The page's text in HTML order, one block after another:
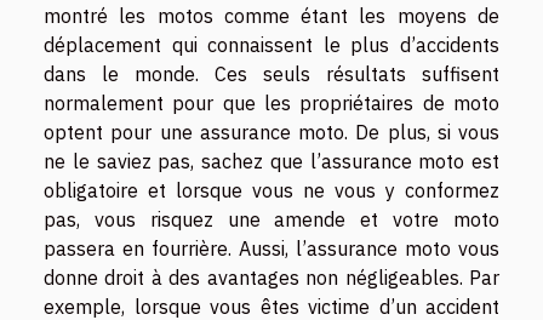
montré les motos comme étant les moyens de
déplacement qui connaissent le plus d’accidents
dans le monde. Ces seuls résultats suffisent
normalement pour que les propriétaires de moto
optent pour une assurance moto. De plus, si vous
ne le saviez pas, sachez que l’assurance moto est
obligatoire et lorsque vous ne vous y conformez
pas, vous risquez une amende et votre moto
passera en fourrière. Aussi, l’assurance moto vous
donne droit à des avantages non négligeables. Par
exemple, lorsque vous êtes victime d’un accident